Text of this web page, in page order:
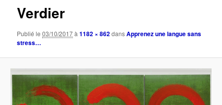
Verdier
Publié le03/10/2017à1182 × 862dansApprenez une langue sans
stress…